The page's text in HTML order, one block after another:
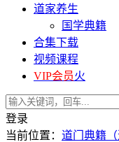
道家养生
国学典籍
合集下载
视频课程
VIP会员火
登录
当前位置： 道门典籍（